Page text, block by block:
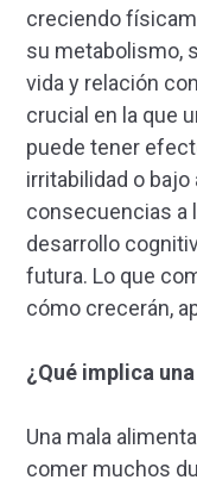
creciendo
su metabolismo,
vida y relación
crucial en la que
puede tener
irritabilidad o
consecuencias a
desarrollo
futura. Lo que
cómo crecerán,
¿Qué implica
Una mala
comer muchos